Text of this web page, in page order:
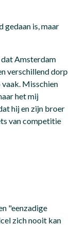
is, maar
dat Amsterdam
verschillend dorp
Misschien
het mij
hij en zijn broer
van competitie
"eenzadige
zich nooit kan